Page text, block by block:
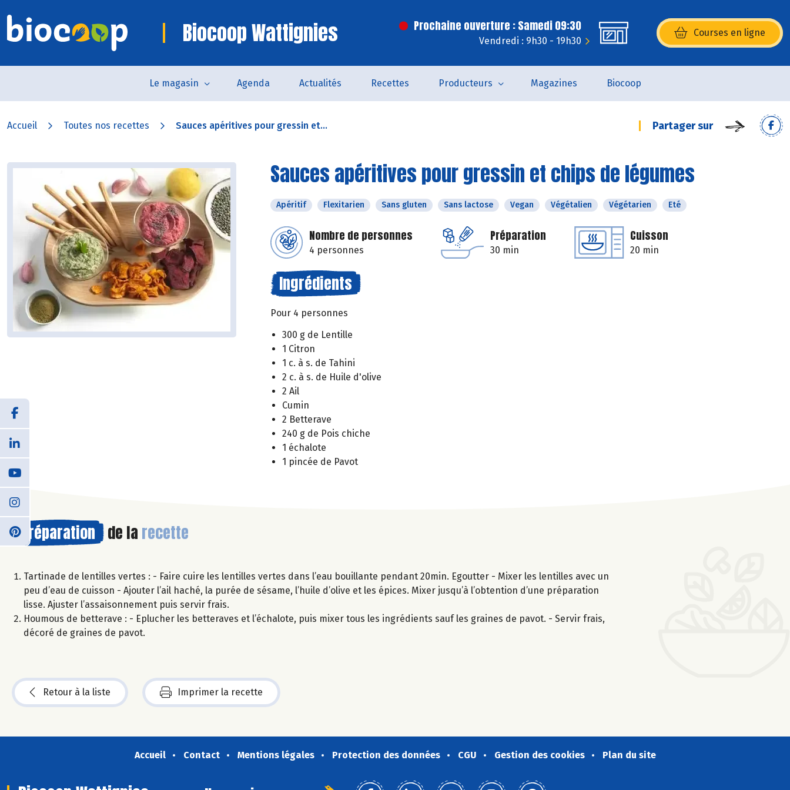
Biocoop Wattignies Prochaine ouverture : Samedi 09:30
Vendredi : 9h30 - 19h30
Courses en ligne
(s’ouvre dans une nouvelle
Le magasin Agenda Actualités Recettes Producteurs Magazines Biocoop
Accueil Toutes nos recettes Sauces apéritives pour gressin et... Partager sur
Sauces apéritives pour gressin et chips de légumes
Apéritif Flexitarien Sans gluten Sans lactose Vegan Végétalien Végétarien Eté
Nombre de personnes
4 personnes
Préparation
30 min
Cuisson
20 min
Ingrédients
Pour 4 personnes
300 g de Lentille
1 Citron
1 c. à s. de Tahini
2 c. à s. de Huile d'olive
2 Ail
Cumin
2 Betterave
240 g de Pois chiche
1 échalote
1 pincée de Pavot
Préparation de la recette
Tartinade de lentilles vertes : - Faire cuire les lentilles vertes dans l’eau bouillante pendant 20min. Egoutter - Mixer les lentilles avec un
peu d’eau de cuisson - Ajouter l’ail haché, la purée de sésame, l’huile d’olive et les épices. Mixer jusqu’à l’obtention d’une préparation
lisse. Ajuster l’assaisonnement puis servir frais.
Houmous de betterave : - Eplucher les betteraves et l’échalote, puis mixer tous les ingrédients sauf les graines de pavot. - Servir frais,
décoré de graines de pavot.
Retour à la liste Imprimer la recette
Accueil Contact Mentions légales Protection des données CGU Gestion des cookies Plan du site